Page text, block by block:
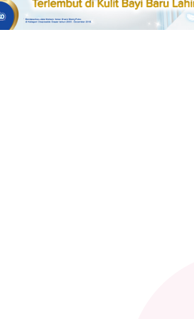
50 Nama Bayi